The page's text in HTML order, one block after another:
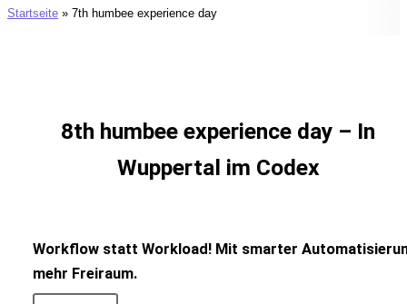
Startseite » 7th humbee experience day
8th humbee experience day – In
Wuppertal im Codex
Workflow statt Workload! Mit smarter
mehr Freiraum.